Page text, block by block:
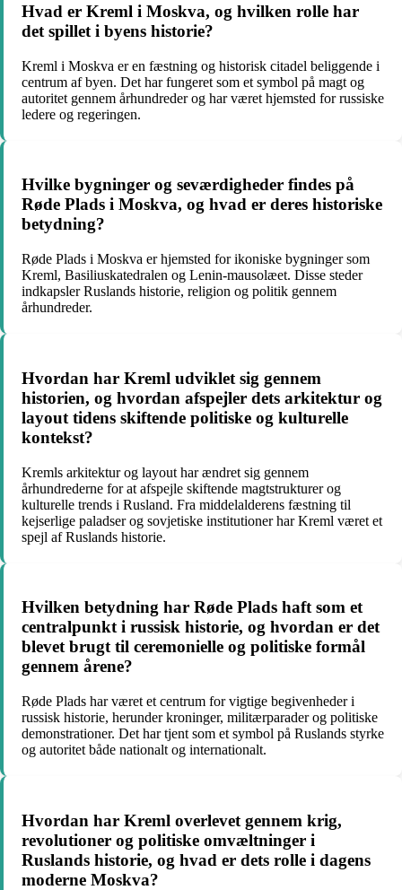
Hvad er Kreml i Moskva, og hvilken rolle har
det spillet i byens historie?
Kreml i Moskva er en fæstning og historisk citadel beliggende i
centrum af byen. Det har fungeret som et symbol på magt og
autoritet gennem århundreder og har været hjemsted for russiske
ledere og regeringen.
Hvilke bygninger og seværdigheder findes på
Røde Plads i Moskva, og hvad er deres historiske
betydning?
Røde Plads i Moskva er hjemsted for ikoniske bygninger som
Kreml, Basiliuskatedralen og Lenin-mausolæet. Disse steder
indkapsler Ruslands historie, religion og politik gennem
århundreder.
Hvordan har Kreml udviklet sig gennem
historien, og hvordan afspejler dets arkitektur og
layout tidens skiftende politiske og kulturelle
kontekst?
Kremls arkitektur og layout har ændret sig gennem
århundrederne for at afspejle skiftende magtstrukturer og
kulturelle trends i Rusland. Fra middelalderens fæstning til
kejserlige paladser og sovjetiske institutioner har Kreml været et
spejl af Ruslands historie.
Hvilken betydning har Røde Plads haft som et
centralpunkt i russisk historie, og hvordan er det
blevet brugt til ceremonielle og politiske formål
gennem årene?
Røde Plads har været et centrum for vigtige begivenheder i
russisk historie, herunder kroninger, militærparader og politiske
demonstrationer. Det har tjent som et symbol på Ruslands styrke
og autoritet både nationalt og internationalt.
Hvordan har Kreml overlevet gennem krig,
revolutioner og politiske omvæltninger i
Ruslands historie, og hvad er dets rolle i dagens
moderne Moskva?